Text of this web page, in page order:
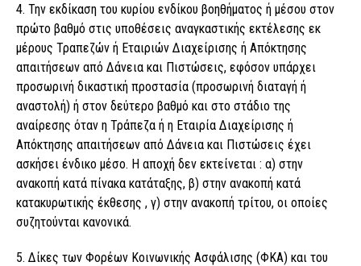
4. Την εκδίκαση του κυρίου ενδίκου βοηθήματος ή μέσου στον
πρώτο βαθμό στις υποθέσεις αναγκαστικής εκτέλεσης εκ
μέρους Τραπεζών ή Εταιριών Διαχείρισης ή Απόκτησης
απαιτήσεων από Δάνεια και Πιστώσεις, εφόσον υπάρχει
προσωρινή δικαστική προστασία (προσωρινή διαταγή ή
αναστολή) ή στον δεύτερο βαθμό και στο στάδιο της
αναίρεσης όταν η Τράπεζα ή η Εταιρία Διαχείρισης ή
Απόκτησης απαιτήσεων από Δάνεια και Πιστώσεις έχει
ασκήσει ένδικο μέσο. Η αποχή δεν εκτείνεται : α) στην
ανακοπή κατά πίνακα κατάταξης, β) στην ανακοπή κατά
κατακυρωτικής έκθεσης , γ) στην ανακοπή τρίτου, οι οποίες
συζητούνται κανονικά.
5. Δίκες των Φορέων Κοινωνικής Ασφάλισης (ΦΚΑ) και του